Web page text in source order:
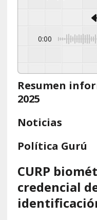
0:00
Resumen
2025
Noticias
Política Gurú
CURP
credencial